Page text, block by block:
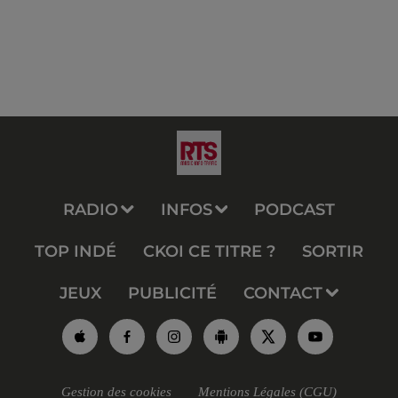
RADIO INFOS PODCAST
TOP INDÉ CKOI CE TITRE ? SORTIR
JEUX PUBLICITÉ CONTACT
Gestion des cookies Mentions Légales (CGU)